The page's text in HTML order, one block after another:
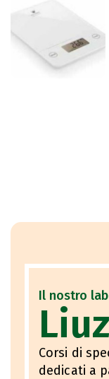
Il nostro
Corsi di
dedicati a